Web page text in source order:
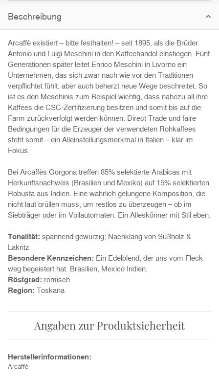
Beschreibung
Arcaffè existiert – bitte festhalten! – seit 1895, als die Brüder
Antonio und Luigi Meschini in den Kaffeehandel einstiegen. Fünf
Generationen später leitet Enrico Meschini in Livorno ein
Unternehmen, das sich zwar nach wie vor den Traditionen
verpflichtet fühlt, aber auch beherzt neue Wege beschreitet. So
ist es den Meschinis zum Beispiel wichtig, dass nahezu all ihre
Kaffees die CSC-Zertifizierung besitzen und somit bis auf die
Farm zurückverfolgt werden können. Direct Trade und faire
Bedingungen für die Erzeuger der verwendeten Rohkaffees
steht somit – ein Alleinstellungsmerkmal in Italien – klar im
Fokus.
Bei Arcaffès Gorgona treffen 85% selektierte Arabicas mit
Herkunftsnachweis (Brasilien und Mexiko) auf 15% selektierten
Robusta aus Indien. Eine wahrlich gelungene Komposition, die
nicht laut brüllen muss, um restlos zu überzeugen – ob im
Siebträger oder im Vollautomaten. Ein Alleskönner mit Stil eben.
Tonalität: spannend gewürzig; Nachklang von Süßholz &
Lakritz
Besondere Kennzeichen: Ein Edelblend, der uns vom Fleck
weg begeistert hat. Brasilien, Mexico Indien.
Röstgrad: römisch
Region: Toskana
Angaben zur Produktsicherheit
Herstellerinformationen:
Arcaffè